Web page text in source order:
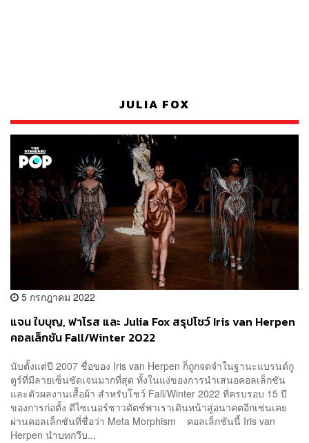
JULIA FOX
5 กรกฎาคม 2022
แจน ใบบุญ, ฟาโรส และ Julia Fox สรุปโชว์ Iris van Herpen
คอลเล็กชัน Fall/Winter 2022
นับตั้งแต่ปี 2007 ชื่อของ Iris van Herpen ก็ถูกจดจำในฐานะแบรนด์กู
ตูร์ที่มีลายเซ็นชัดเจนมากที่สุด ทั้งในแง่ของการนำเสนอคอลเล็กชัน
และตัวผลงานเสื้อผ้า สำหรับโชว์ Fall/Winter 2022 ที่ครบรอบ 15 ปี
ของการก่อตั้ง ดีไซเนอร์ชาวดัตช์พาเราเดินหน้าสู่อนาคตอีกเช่นเคย
ผ่านคอลเล็กชันที่ชื่อว่า Meta Morphism คอลเล็กชันนี้ Iris van
Herpen นำบทกวีบ...